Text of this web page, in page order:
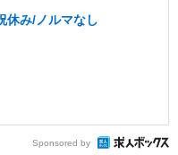
休み/ノルマなし
Sponsored by